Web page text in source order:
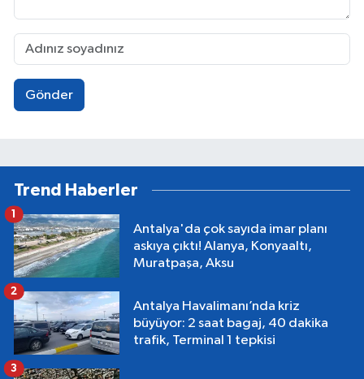
Gönder
Trend Haberler
Antalya'da çok sayıda imar planı
askıya çıktı! Alanya, Konyaaltı,
Muratpaşa, Aksu
1
Antalya Havalimanı’nda kriz
büyüyor: 2 saat bagaj, 40 dakika
trafik, Terminal 1 tepkisi
2
3